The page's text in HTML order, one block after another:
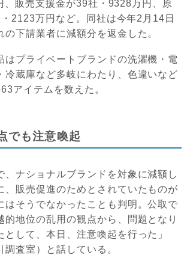
、販売支援金が39社・9328万円、原
2123万円など。同社は今年2月14日
の下請業者に減額分を返金した。
はプライベートブランドの洗濯機・電
冷蔵庫など多岐にわたり、色違いなど
アイテムを数えた。
でも注意喚起
、ナショナルブランドを対象に減額し
、販売促進のためとされていたものが
はそうでなかったことも判明。公取で
的地位の乱用の観点から、問題となり
として、本日、注意喚起を行った」
調査室）と話している。